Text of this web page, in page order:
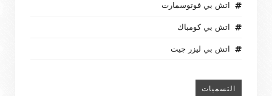
اتش بي فوتوسمارت
اتش بي كومباك
اتش بي ليزر جيت
التسميات